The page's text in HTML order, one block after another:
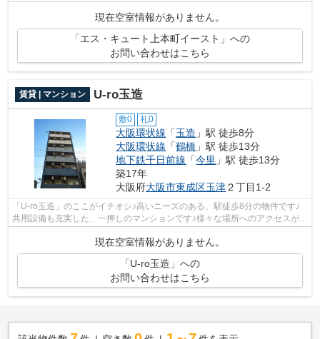
現在空室情報がありません。
「エス・キュート上本町イースト」への
お問い合わせはこちら
賃貸 | マンション U-ro玉造
敷0 礼0
大阪環状線 「玉造 」駅 徒歩8分
大阪環状線 「鶴橋 」駅 徒歩13分
地下鉄千日前線 「今里 」駅 徒歩13分
築17年
大阪府大阪市東成区玉津２丁目1-2
「U-ro玉造」のここがイチオシ♪高いニーズのある、駅徒歩8分の物件です♪
共用設備も充実した、一押しのマンションです♪様々な場所へのアクセスがし
現在空室情報がありません。
「U-ro玉造」への
お問い合わせはこちら